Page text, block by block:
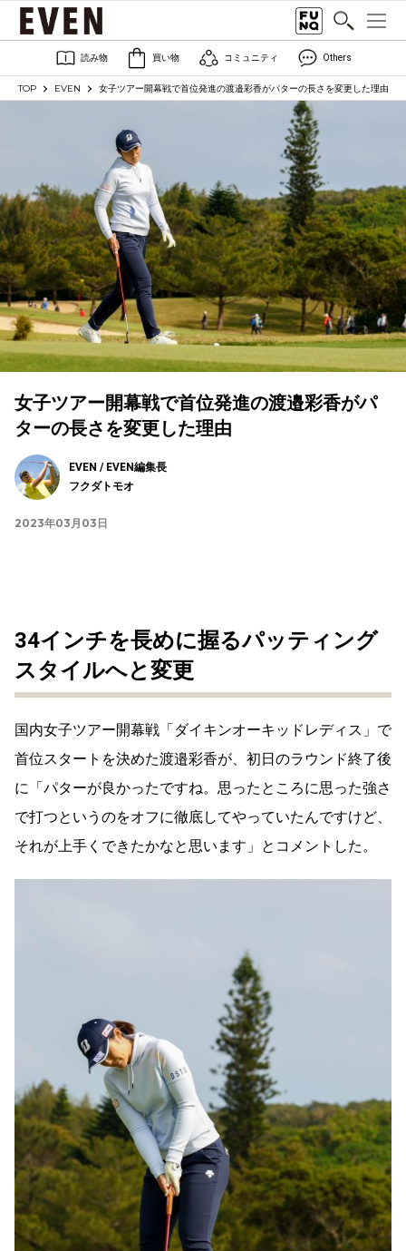
読み物 買い物 コミュニティ Others
TOP EVEN 女子ツアー開幕戦で首位発進の渡邉彩香がパターの長さを変更した理由
女子ツアー開幕戦で首位発進の渡邉彩香がパ
ターの長さを変更した理由
EVEN / EVEN編集長
フクダトモオ
2023年03月03日
34インチを長めに握るパッティング
スタイルへと変更
国内女子ツアー開幕戦「ダイキンオーキッドレディス」で
首位スタートを決めた渡邉彩香が、初日のラウンド終了後
に「パターが良かったですね。思ったところに思った強さ
で打つというのをオフに徹底してやっていたんですけど、
それが上手くできたかなと思います」とコメントした。